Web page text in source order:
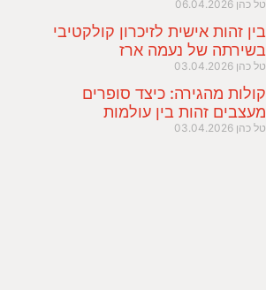
טל כהן 06.04.2026
בין זהות אישית לזיכרון קולקטיבי
בשירתה של נעמה ארז
טל כהן 03.04.2026
קולות מהגירה: כיצד סופרים
מעצבים זהות בין עולמות
טל כהן 03.04.2026